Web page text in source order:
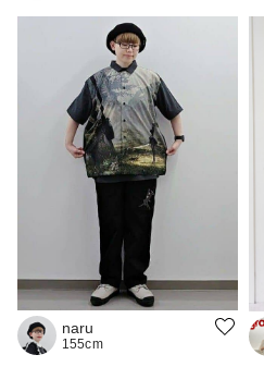
naru
155cm